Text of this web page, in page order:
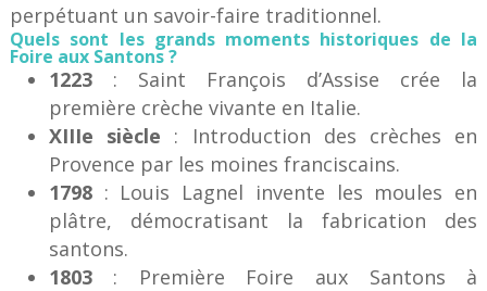
perpétuant un savoir-faire traditionnel.
Quels sont les grands moments historiques de la
Foire aux Santons ?
1223: Saint François d’Assise crée la
première crèche vivante en Italie.
XIIIe siècle : Introduction des crèches en
Provence par les moines franciscains.
1798: Louis Lagnel invente les moules en
plâtre, démocratisant la fabrication des
santons.
1803: Première Foire aux Santons à